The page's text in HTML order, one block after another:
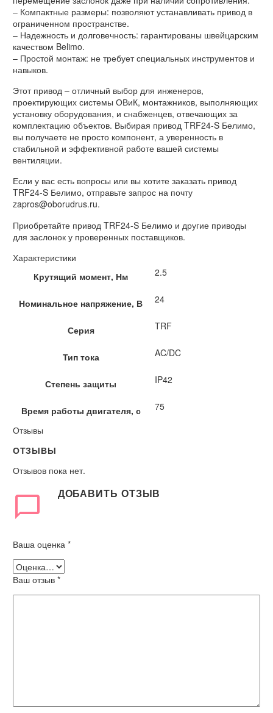
– Компактные размеры: позволяют устанавливать привод в
ограниченном пространстве.
– Надежность и долговечность: гарантированы швейцарским
качеством Belimo.
– Простой монтаж: не требует специальных инструментов и
навыков.
Этот привод – отличный выбор для инженеров,
проектирующих системы ОВиК, монтажников, выполняющих
установку оборудования, и снабженцев, отвечающих за
комплектацию объектов. Выбирая привод TRF24-S Белимо,
вы получаете не просто компонент, а уверенность в
стабильной и эффективной работе вашей системы
вентиляции.
Если у вас есть вопросы или вы хотите заказать привод
TRF24-S Белимо, отправьте запрос на почту
zapros@oborudrus.ru.
Приобретайте привод TRF24-S Белимо и другие приводы
для заслонок у проверенных поставщиков.
Характеристики
Крутящий момент, Нм
2.5
Номинальное напряжение, В 24
Серия TRF
Тип тока AC/DC
Степень защиты IP42
Время работы двигателя, с
75
Отзывы
ОТЗЫВЫ
Отзывов пока нет.
ДОБАВИТЬ ОТЗЫВ
Ваша оценка *
Ваш отзыв *